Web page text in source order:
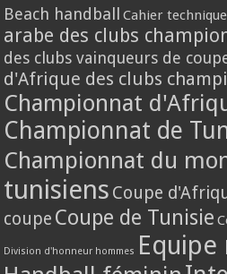
Beach handball Cahier technique
arabe des clubs
des clubs vainqueurs de
d'Afrique des clubs
Championnat
Championnat de
Championnat du
tunisiens Coupe
coupe Coupe de Tunisie
Division d'honneur hommes